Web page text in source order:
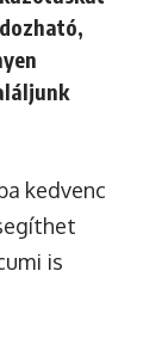
kedvenc
is